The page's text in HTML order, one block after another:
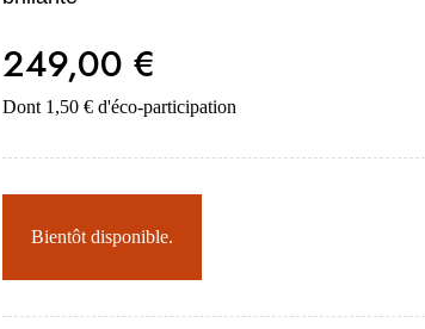
249,00 €
Dont 1,50 € d'éco-participation
Bientôt disponible.